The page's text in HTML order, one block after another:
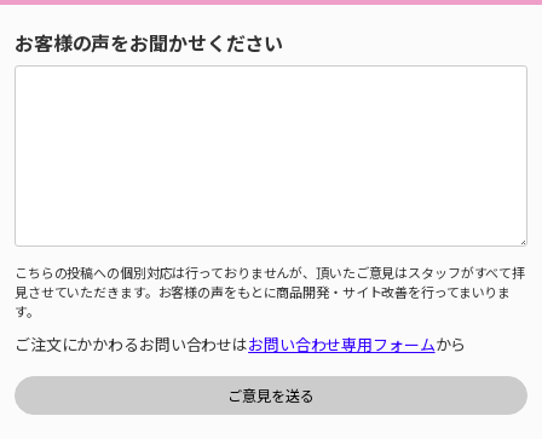
お客様の声をお聞かせください
こちらの投稿への個別対応は行っておりませんが、頂いたご意見はスタッフがすべて拝
見させていただきます。お客様の声をもとに商品開発・サイト改善を行ってまいりま
す。
ご注文にかかわるお問い合わせはお問い合わせ専用フォームから